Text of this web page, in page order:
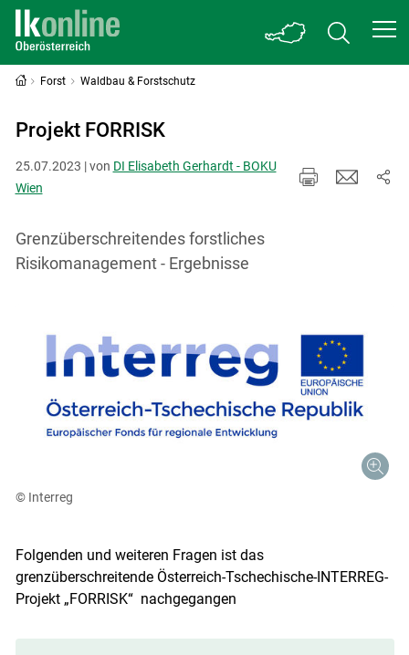
Forst Waldbau & Forstschutz
Projekt FORRISK
25.07.2023 | von DI Elisabeth Gerhardt - BOKU
Wien
Grenzüberschreitendes forstliches
Risikomanagement - Ergebnisse
© Interreg
Folgenden und weiteren Fragen ist das
grenzüberschreitende Österreich-Tschechische-INTERREG-
Projekt „FORRISK“ nachgegangen